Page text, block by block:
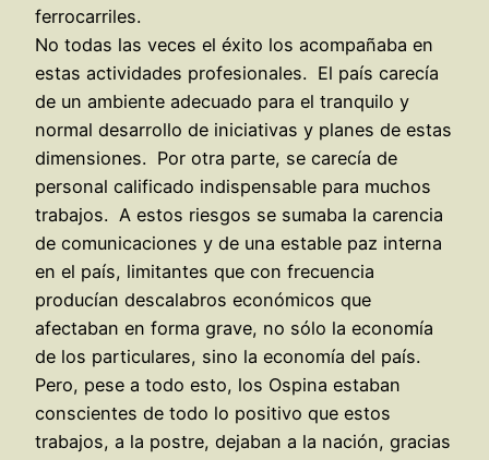
ferrocarriles.
No todas las veces el éxito los acompañaba en
estas actividades profesionales. El país carecía
de un ambiente adecuado para el tranquilo y
normal desarrollo de iniciativas y planes de estas
dimensiones. Por otra parte, se carecía de
personal calificado indispensable para muchos
trabajos. A estos riesgos se sumaba la carencia
de comunicaciones y de una estable paz interna
en el país, limitantes que con frecuencia
producían descalabros económicos que
afectaban en forma grave, no sólo la economía
de los particulares, sino la economía del país.
Pero, pese a todo esto, los Ospina estaban
conscientes de todo lo positivo que estos
trabajos, a la postre, dejaban a la nación, gracias